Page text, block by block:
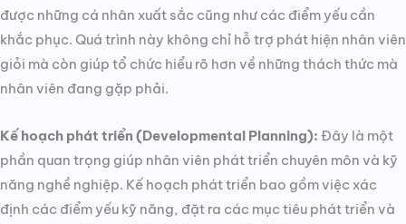
được những cá nhân xuất sắc cũng như các điểm yếu cần
khắc phục. Quá trình này không chỉ hỗ trợ phát hiện nhân viên
giỏi mà còn giúp tổ chức hiểu rõ hơn về những thách thức mà
nhân viên đang gặp phải.
Kế hoạch phát triển (Developmental Planning): Đây là một
phần quan trọng giúp nhân viên phát triển chuyên môn và kỹ
năng nghề nghiệp. Kế hoạch phát triển bao gồm việc xác
định các điểm yếu kỹ năng, đặt ra các mục tiêu phát triển và